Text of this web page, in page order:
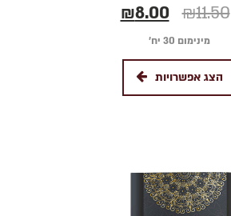
5.00
₪11.50
₪8.00
מינימום 30 יח׳
הצג אפשרויות